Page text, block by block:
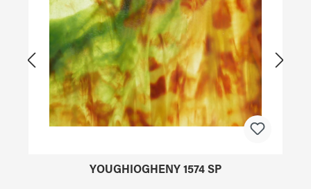
YOUGHIOGHENY 1574 SP